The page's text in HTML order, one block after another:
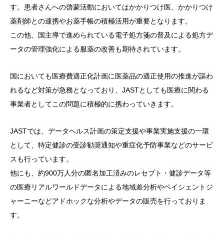
す。患者さんへの啓蒙活動においてはかかりつけ医、かかりつけ
薬剤師との連携やお薬手帳の積極活用が重要となります。
この他、国主導で進められている電子処方箋の普及による処方デ
ータの管理強化による服薬の改善も期待されています。
国においても医療費適正化計画に医薬品の適正使用の推進が謳わ
れるなど対策が急務となっており、JASTとしても医療に関わる
事業者としてこの問題に積極的に携わっていきます。
JASTでは、データヘルス計画の策定支援や事業実施支援の一環
として、特定健診の受診勧奨通知や重症化予防事業などのサービ
スも行っています。
他にも、約900万人分の匿名加工済みのレセプト・健診データ等
の医療リアルワールドデータによる地域差分析やペイシェントジ
ャーニーなどアドホックな分析やデータの販売を行っておりま
す。